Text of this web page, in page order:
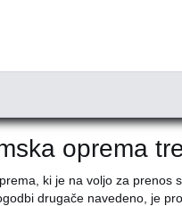
oprema
ki je na voljo za prenos
drugače navedeno, je